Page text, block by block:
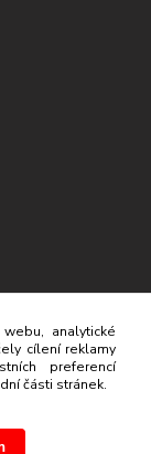
analytické
cílení reklamy
preferencí
části stránek.